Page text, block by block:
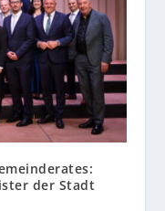
der Stadt